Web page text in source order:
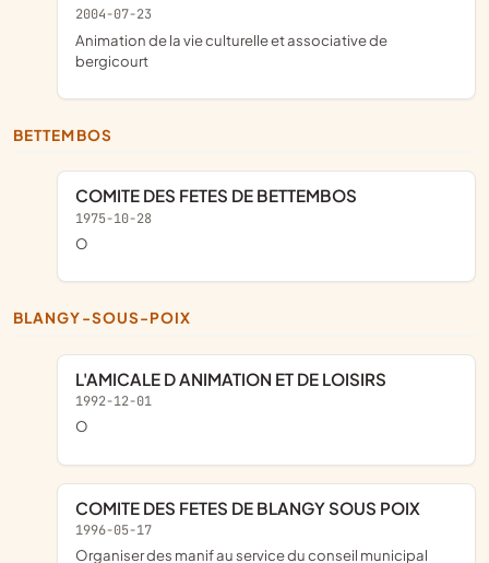
2004-07-23
animation de la vie culturelle et associative de
bergicourt
BETTEMBOS
COMITE DES FETES DE BETTEMBOS
1975-10-28
o
BLANGY-SOUS-POIX
L'AMICALE D ANIMATION ET DE LOISIRS
1992-12-01
o
COMITE DES FETES DE BLANGY SOUS POIX
1996-05-17
organiser des manif au service du conseil municipal